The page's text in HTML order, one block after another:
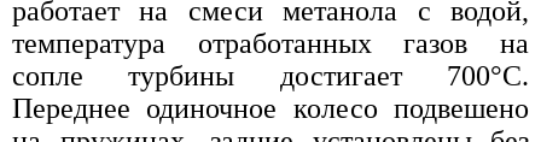
работает на смеси метанола с водой,
температура отработанных газов на
сопле турбины достигает 700°С.
Переднее одиночное колесо подвешено